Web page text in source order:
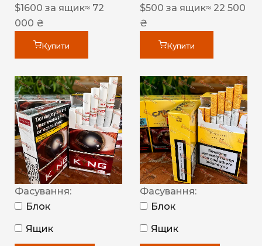
$1600 за ящик≈ 72
000 ₴
Купити
$500 за ящик≈ 22 500
₴
Купити
Фасування:
Блок
Ящик
Фасування:
Блок
Ящик